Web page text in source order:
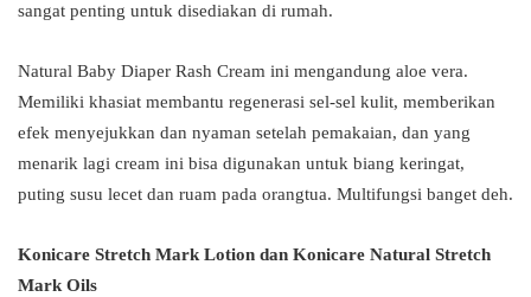
sangat penting untuk disediakan di rumah.
Natural Baby Diaper Rash Cream ini mengandung aloe vera.
Memiliki khasiat membantu regenerasi sel-sel kulit, memberikan
efek menyejukkan dan nyaman setelah pemakaian, dan yang
menarik lagi cream ini bisa digunakan untuk biang keringat,
puting susu lecet dan ruam pada orangtua. Multifungsi banget deh.
Konicare Stretch Mark Lotion dan Konicare Natural Stretch
Mark Oils